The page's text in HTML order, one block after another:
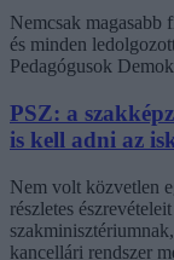
Nemcsak magasabb
és minden
Pedagógusok
PSZ: a
is kell adni az
Nem volt közvetlen
részletes
kancellári rendszer